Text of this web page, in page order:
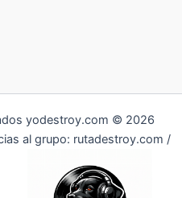
yodestroy.com © 2026
al grupo: rutadestroy.com /